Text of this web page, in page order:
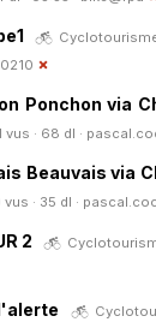
Cyclotourisme
Ponchon via
vus · 68 dl ·
Beauvais via
· 35 dl ·
2